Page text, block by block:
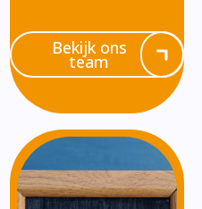
Bekijk ons
team